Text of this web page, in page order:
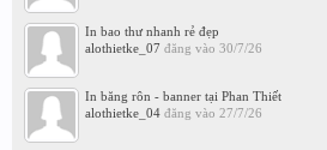
In bao thư nhanh rẻ đẹp
alothietke_07 đăng vào 30/7/26
In băng rôn - banner tại Phan Thiết
alothietke_04đăng vào 27/7/26